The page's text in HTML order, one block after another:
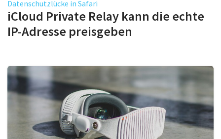
Datenschutzlücke in Safari
iCloud Private Relay kann die echte
IP-Adresse preisgeben